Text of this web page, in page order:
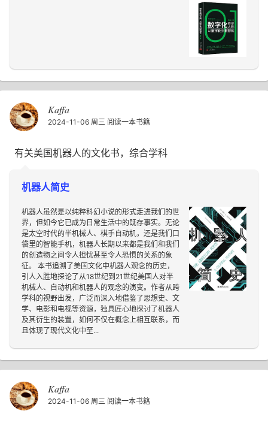
Kaffa
2024-11-06 周三 阅读一本书籍
有关美国机器人的文化书，综合学科
机器人简史
机器人虽然是以纯粹科幻小说的形式走进我们的世
界，但如今它已成为日常生活中的既存事实。无论
是太空时代的半机械人、棋手自动机，还是我们口
袋里的智能手机，机器人长期以来都是我们和我们
的创造物之间令人担忧甚至令人恐惧的关系的象
征。 本书追溯了美国文化中机器人观念的历史，
引人入胜地探论了从18世纪到21世纪美国人对半
机械人、自动机和机器人的观念的演变。作者从跨
学科的视野出发，广泛而深入地借鉴了思想史、文
学、电影和电视等资源，独具匠心地探讨了机器人
及其衍生的装置，如何不仅在概念上相互联系，而
且体现了现代文化中至...
Kaffa
2024-11-06 周三 阅读一本书籍